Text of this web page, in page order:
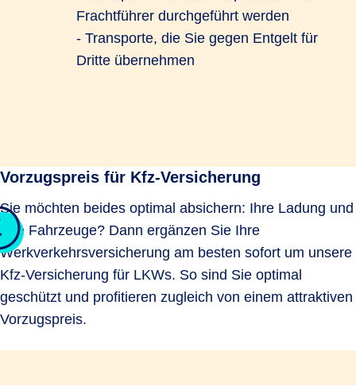
Frachtführer durchgeführt werden
- Transporte, die Sie gegen Entgelt für
Dritte übernehmen
Vorzugspreis für Kfz-Versicherung
Sie möchten beides optimal absichern: Ihre Ladung und
Ihre Fahrzeuge? Dann ergänzen Sie Ihre
Werkverkehrsversicherung am besten sofort um unsere
Kfz-Versicherung für LKWs. So sind Sie optimal
geschützt und profitieren zugleich von einem attraktiven
Vorzugspreis.